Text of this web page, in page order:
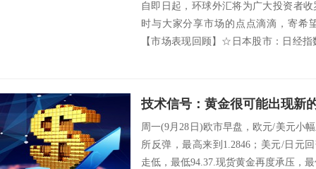
自即日起，环球外汇将为广大投资者
时与大家分享市场的点点滴滴，寄希
【市场表现回顾】☆日本股市：日经
周一(9月28日)欧市早盘，欧元/美元小
所反弹，最高来到1.2846；美元/日元
走低，最低94.37.现货黄金再度承压，